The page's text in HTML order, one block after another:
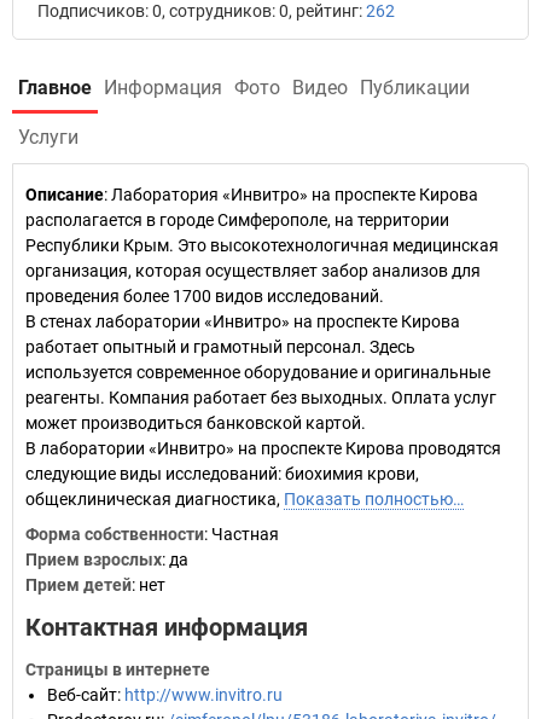
Подписчиков: 0, сотрудников: 0, рейтинг:262
Главное Информация Фото Видео Публикации
Услуги
Описание: Лаборатория «Инвитро» на проспекте Кирова
располагается в городе Симферополе, на территории
Республики Крым. Это высокотехнологичная медицинская
организация, которая осуществляет забор анализов для
проведения более 1700 видов исследований.
В стенах лаборатории «Инвитро» на проспекте Кирова
работает опытный и грамотный персонал. Здесь
используется современное оборудование и оригинальные
реагенты. Компания работает без выходных. Оплата услуг
может производиться банковской картой.
В лаборатории «Инвитро» на проспекте Кирова проводятся
следующие виды исследований: биохимия крови,
общеклиническая диагностика, Показать полностью…
Форма собственности: Частная
Прием взрослых: да
Прием детей: нет
Контактная информация
Страницы в интернете
Веб-сайт: http://www.invitro.ru